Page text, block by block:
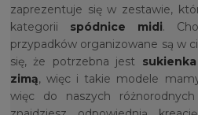
zaprezentuje się w zestawie,
kategorii spódnice midi.
przypadków organizowane są w
się, że potrzebna jest
zimą, więc i takie modele
więc do naszych